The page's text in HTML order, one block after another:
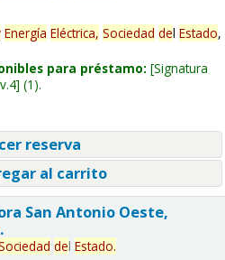
Energía Eléctrica, Sociedad del Estado,
para préstamo: Signatura
(1).
reserva
al carrito
San Antonio Oeste,
del Estado.